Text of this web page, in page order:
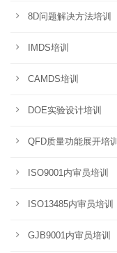
8D问题解决方法培训
IMDS培训
CAMDS培训
DOE实验设计培训
QFD质量功能展开培训
ISO9001内审员培训
ISO13485内审员培训
GJB9001内审员培训